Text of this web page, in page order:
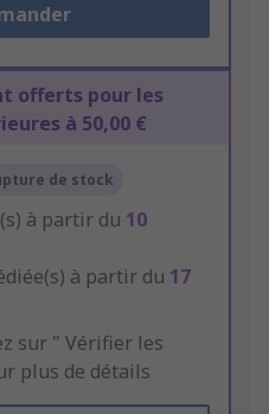
offerts pour les
à 50,00 €
de stock
à partir du 10
à partir du 17
sur " Vérifier les
plus de détails